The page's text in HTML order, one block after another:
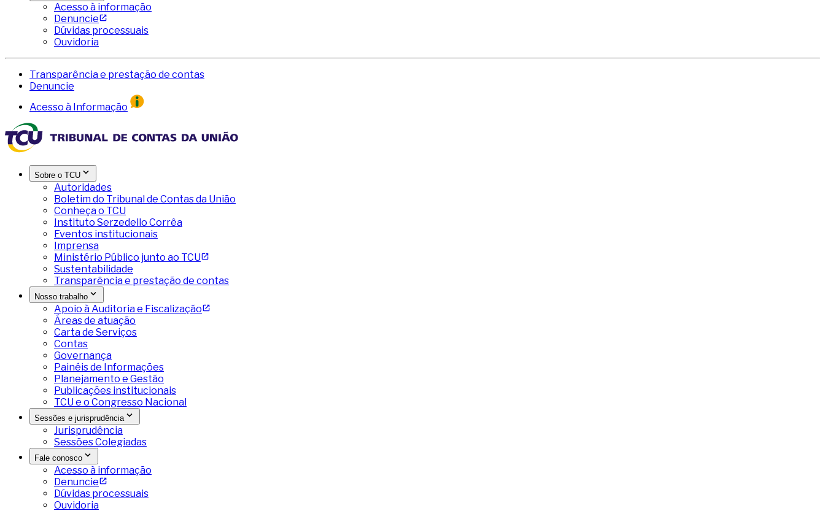
Acesso à informação
Denuncie
Dúvidas processuais
Ouvidoria
Transparência e prestação de contas
Denuncie
Acesso à Informação
Sobre o TCU
Autoridades
Boletim do Tribunal de Contas da União
Conheça o TCU
Instituto Serzedello Corrêa
Eventos institucionais
Imprensa
Ministério Público junto ao TCU
Sustentabilidade
Transparência e prestação de contas
Nosso trabalho
Apoio à Auditoria e Fiscalização
Áreas de atuação
Carta de Serviços
Contas
Governança
Painéis de Informações
Planejamento e Gestão
Publicações institucionais
TCU e o Congresso Nacional
Sessões e jurisprudência
Jurisprudência
Sessões Colegiadas
Fale conosco
Acesso à informação
Denuncie
Dúvidas processuais
Ouvidoria